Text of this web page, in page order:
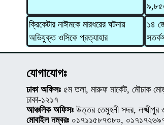
ক্রিকেটার নাঈমকে মারধরের ঘটনায়
অভিযুক্ত ওসিকে প্রত্যাহার
১৪
যোগাযোগঃ
ঢাকা অফিসঃ ৫ম তলা, মারুফ মার্কেট, মৌচাক
ঢাকা-১২১৭
আঞ্চলিক অফিসঃ উত্তর তেমুহনী সদর,
মোবাইল নম্বরঃ ০১৭১১৫৮৭৩৮০,